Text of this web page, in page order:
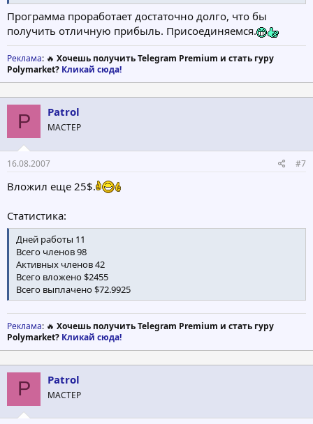
Программа проработает достаточно долго, что бы
получить отличную прибыль. Присоединяемся.
Реклама: 🔥 Хочешь получить Telegram Premium и стать гуру
Polymarket? Кликай сюда!
P Patrol
МАСТЕР
16.08.2007 #7
Вложил еще 25$.
Статистика:
Дней работы 11
Всего членов 98
Активных членов 42
Всего вложено $2455
Всего выплачено $72.9925
Реклама: 🔥 Хочешь получить Telegram Premium и стать гуру
Polymarket? Кликай сюда!
P Patrol
МАСТЕР